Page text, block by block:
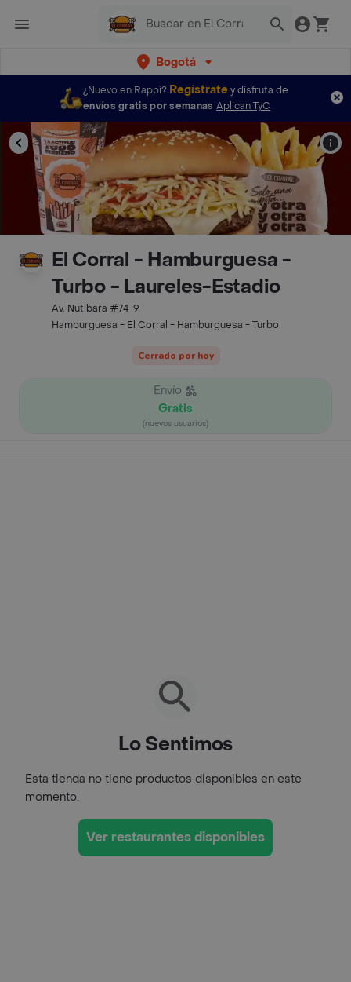
Bogotá
¿Nuevo en Rappi? Regístratey disfruta de
envíos gratis por semanas Aplican TyC
El Corral - Hamburguesa -
Turbo - Laureles-Estadio
Av. Nutibara #74-9
Hamburguesa - El Corral - Hamburguesa - Turbo
Cerrado por hoy
Envío
Gratis
(nuevos usuarios)
Lo Sentimos
Esta tienda no tiene productos disponibles en este
momento.
Ver restaurantes disponibles